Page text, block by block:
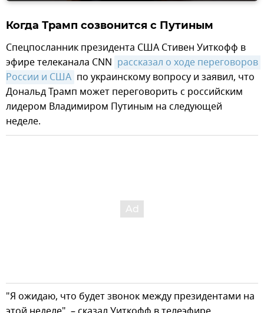
Когда Трамп созвонится с Путиным
Спецпосланник президента США Стивен Уиткофф в
эфире телеканала CNN рассказал о ходе переговоров
России и США по украинскому вопросу и заявил, что
Дональд Трамп может переговорить с российским
лидером Владимиром Путиным на следующей
неделе.
"Я ожидаю, что будет звонок между президентами на